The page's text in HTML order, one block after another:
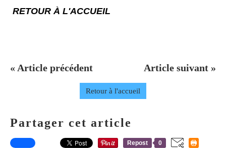
RETOUR À L'ACCUEIL
« Article précédent Article suivant »
Retour à l'accueil
Partager cet article
Repost 0